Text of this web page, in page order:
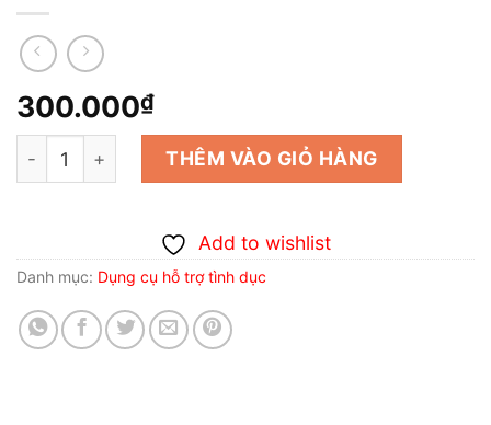
300.000₫
Dụng cụ hỗ trợ quan hệ hậu môn cho gay số lượng
THÊM VÀO GIỎ HÀNG
Add to wishlist
Danh mục: Dụng cụ hỗ trợ tình dục